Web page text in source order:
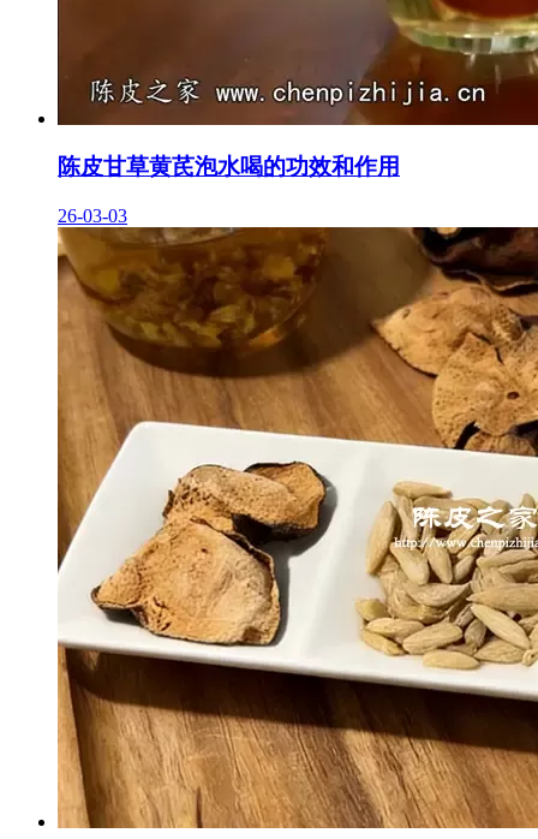
陈皮甘草黄芪泡水喝的功效和作用
26-03-03